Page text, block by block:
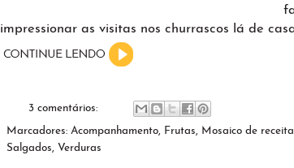
impressionar as visitas nos churrascos lá de
3 comentários:
Marcadores: Acompanhamento, Frutas, Mosaico de
Salgados, Verduras